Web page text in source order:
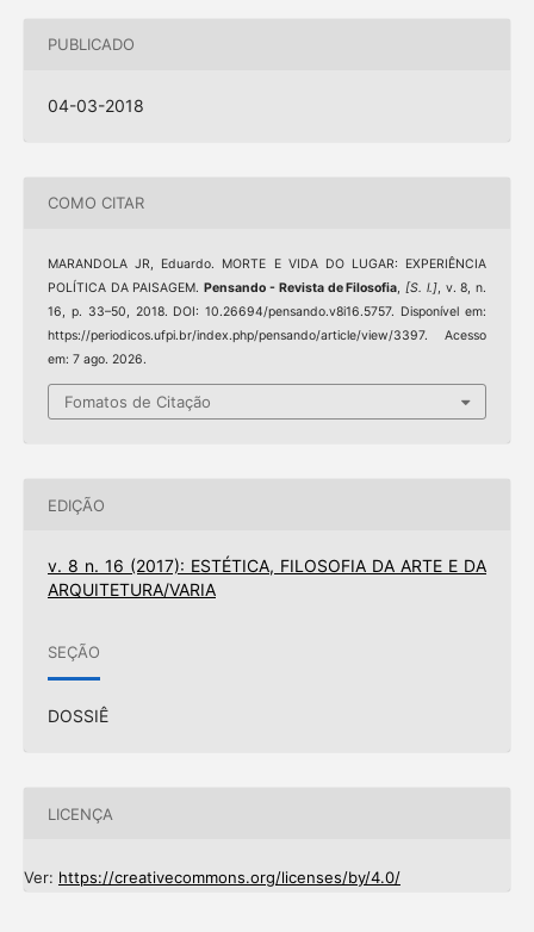
PUBLICADO
04-03-2018
COMO CITAR
MARANDOLA JR, Eduardo. MORTE E VIDA DO LUGAR: EXPERIÊNCIA
POLÍTICA DA PAISAGEM.Pensando - Revista de Filosofia,[S. l.], v. 8, n.
16, p. 33–50, 2018. DOI: 10.26694/pensando.v8i16.5757. Disponível em:
https://periodicos.ufpi.br/index.php/pensando/article/view/3397. Acesso
em: 7 ago. 2026.
Fomatos de Citação
EDIÇÃO
v. 8 n. 16 (2017): ESTÉTICA, FILOSOFIA DA ARTE E DA
ARQUITETURA/VARIA
SEÇÃO
DOSSIÊ
LICENÇA
Ver: https://creativecommons.org/licenses/by/4.0/